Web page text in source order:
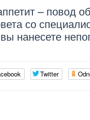
– повод
со
нанесете
Twitter